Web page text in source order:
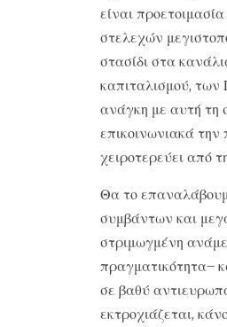
είναι
στελεχών
στασίδι στα
καπιταλισμού, των
ανάγκη με αυτή τη
επικοινωνιακά την
χειροτερεύει από
Θα το
συμβάντων και
στριμωγμένη
πραγματικότητα–
σε βαθύ
εκτροχιάζεται,